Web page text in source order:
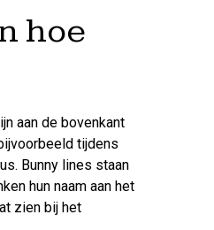
hoe
aan de bovenkant
tijdens
Bunny lines staan
hun naam aan het
zien bij het